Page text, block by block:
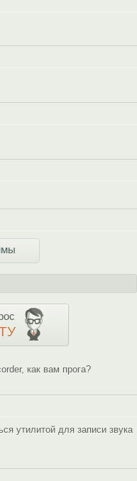
как вам прога?
утилитой для записи звука